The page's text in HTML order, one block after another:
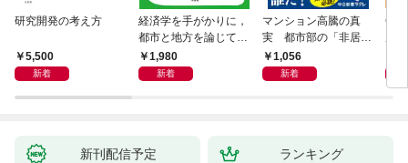
研究開発の考え方
5,500
新着
経済学を手がかりに，
都市と地方を論じてみ
よう1,980
新着
マンション高騰の真
実 都市部の「非居住
化」が街を壊す
1,056
新着
新刊配信予定 ランキング